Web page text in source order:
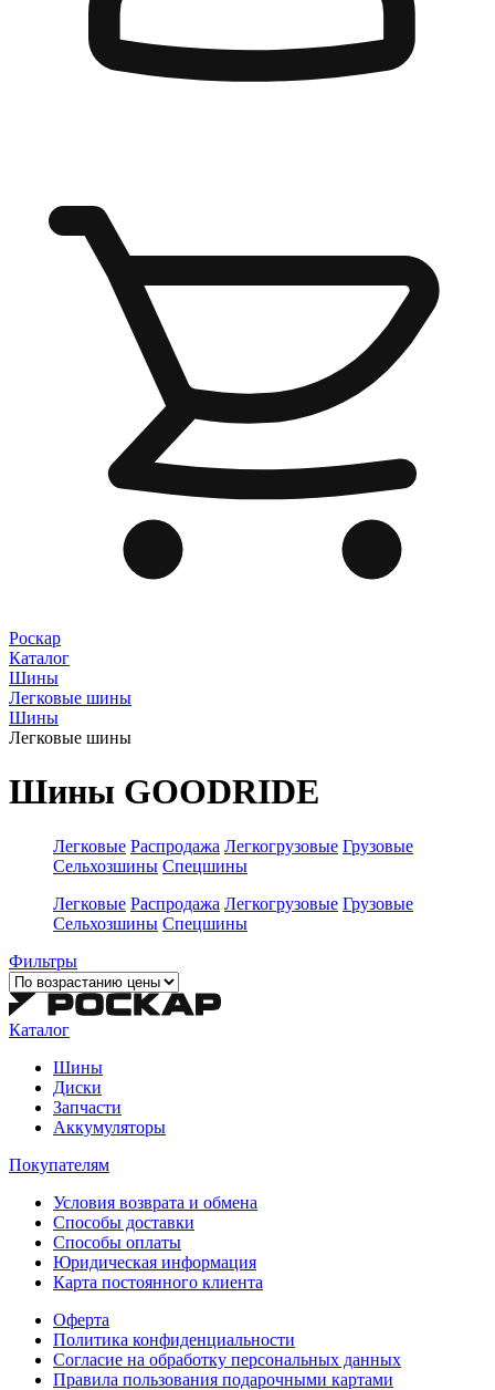
Роскар
Каталог
Шины
Легковые шины
Шины
Легковые шины
Шины GOODRIDE
Легковые Распродажа Легкогрузовые Грузовые
Сельхозшины Спецшины
Легковые Распродажа Легкогрузовые Грузовые
Сельхозшины Спецшины
Фильтры
Каталог
Шины
Диски
Запчасти
Аккумуляторы
Покупателям
Условия возврата и обмена
Способы доставки
Способы оплаты
Юридическая информация
Карта постоянного клиента
Оферта
Политика конфиденциальности
Согласие на обработку персональных данных
Правила пользования подарочными картами